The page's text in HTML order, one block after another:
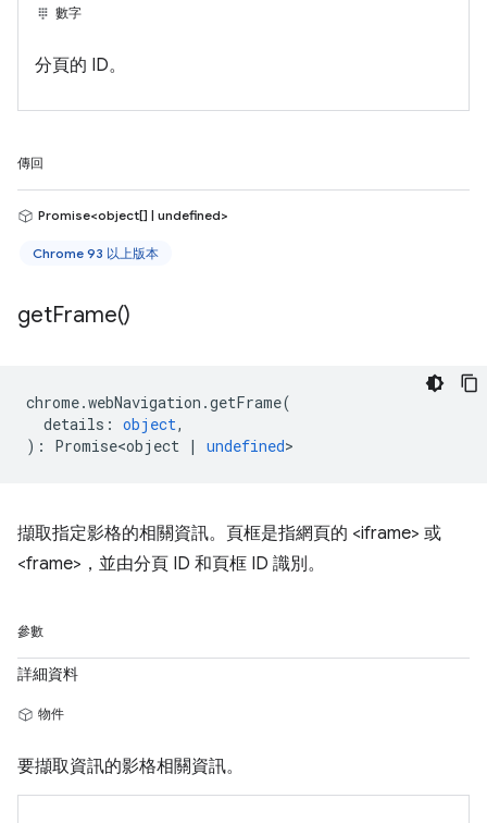
數字
分頁的 ID。
傳回
Promise<object[] | undefined>
Chrome 93 以上版本
getFrame()
chrome.webNavigation .getFrame(
details : object,
) : Promise<object | undefined>
擷取指定影格的相關資訊。頁框是指網頁的 <iframe> 或
<frame>，並由分頁 ID 和頁框 ID 識別。
參數
詳細資料
物件
要擷取資訊的影格相關資訊。